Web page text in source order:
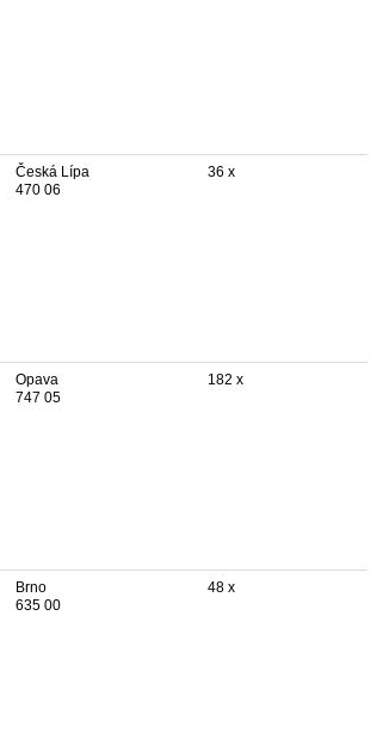
Česká Lípa
470 06
36 x
Opava
747 05
182 x
Brno
635 00
48 x